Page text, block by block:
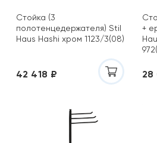
Стойка (3
полотенцедержателя) Stil
Haus Hashi хром 1123/3(08)
42 418 ₽
+
28